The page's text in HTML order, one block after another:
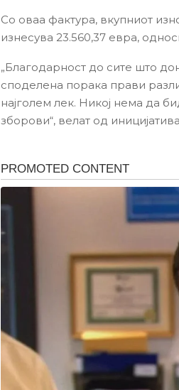
Со оваа фактура, вкупниот
изнесува 23.560,37 евра,
„Благодарност до сите што
споделена порака прави
најголем лек. Никој нема да
зборови“, велат од